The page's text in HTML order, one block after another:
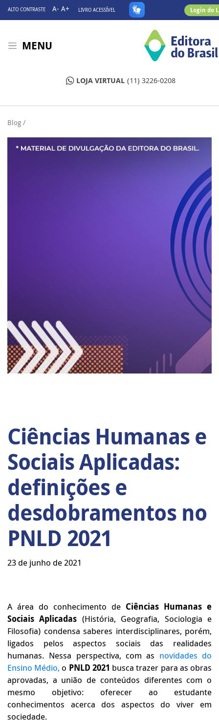
ALTO CONTRASTE A- A+ LIVRO ACESSÍVEL Login do
MENU
LOJA VIRTUAL (11) 3226-0208
Blog /
Ciências Humanas e
Sociais Aplicadas:
definições e
desdobramentos no
PNLD 2021
23 de junho de 2021
A área do conhecimento de Ciências Humanas e
Sociais Aplicadas (História, Geografia, Sociologia e
Filosofia) condensa saberes interdisciplinares, porém,
ligados pelos aspectos sociais das realidades
humanas. Nessa perspectiva, com as novidades do
Ensino Médio, o PNLD 2021 busca trazer para as obras
aprovadas, a união de conteúdos diferentes com o
mesmo objetivo: oferecer ao estudante
conhecimentos acerca dos aspectos do viver em
sociedade.